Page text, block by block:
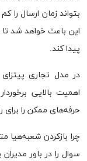
بتواند زمان ارسال را
این باعث خواهد شد
پیدا کند.
در مدل تجاری پیتزای
اهمیت بالایی
حرفه‌های ممکن را برای
چرا بازکردن شعبه‌هیا
سوال را در باور